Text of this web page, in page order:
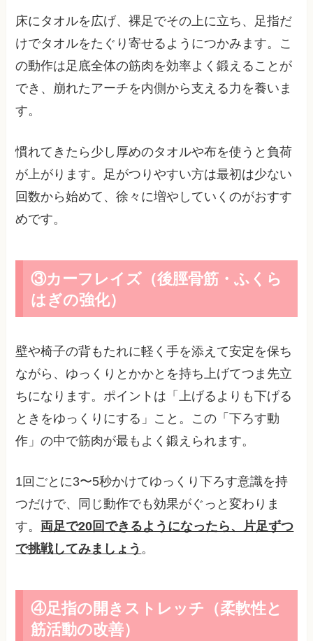
床にタオルを広げ、裸足でその上に立ち、足指だ
けでタオルをたぐり寄せるようにつかみます。こ
の動作は足底全体の筋肉を効率よく鍛えることが
でき、崩れたアーチを内側から支える力を養いま
す。
慣れてきたら少し厚めのタオルや布を使うと負荷
が上がります。足がつりやすい方は最初は少ない
回数から始めて、徐々に増やしていくのがおすす
めです。
③カーフレイズ（後脛骨筋・ふくら
はぎの強化）
壁や椅子の背もたれに軽く手を添えて安定を保ち
ながら、ゆっくりとかかとを持ち上げてつま先立
ちになります。ポイントは「上げるよりも下げる
ときをゆっくりにする」こと。この「下ろす動
作」の中で筋肉が最もよく鍛えられます。
1回ごとに3〜5秒かけてゆっくり下ろす意識を持
つだけで、同じ動作でも効果がぐっと変わりま
す。 両足で20回できるようになったら、片足ずつ
で挑戦してみましょう 。
④足指の開きストレッチ（柔軟性と
筋活動の改善）